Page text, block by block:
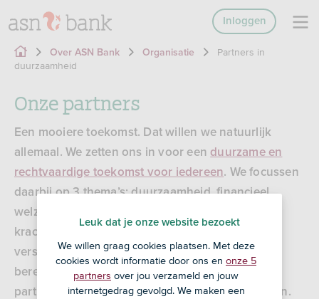
Inloggen
Over ASN Bank Organisatie
Partners in
duurzaamheid
Onze partners
Een mooiere toekomst. Dat willen we natuurlijk
allemaal. We zetten ons in voor een duurzame en
rechtvaardige toekomst voor iedereen. We focussen
daarbij op 3 thema’s: duurzaamheid, financieel
welzijn en goed wonen. We geloven dat geld een
krachtig middel is om positieve verandering te
versnellen. En dat je door samen te werken meer
bereikt. Daarom ondersteunen we de volgende
partners financieel en/of werken we met ze samen.
Leuk dat je onze website bezoekt
We willen graag cookies plaatsen. Met deze
cookies wordt informatie door ons en onze 5
partners over jou verzameld en jouw
internetgedrag gevolgd. We maken een